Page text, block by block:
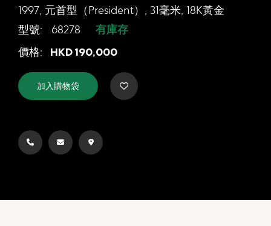
會員尊享
简体中文
1997, 元首型（President）, 31毫米, 18K黃金
型號:
68278 有庫存
勞力士中古錶認證 Datejust, 1997,
價格: HKD190,000
加入購物袋